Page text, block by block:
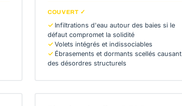
COUVERT ✓
Infiltrations d'eau autour des baies si le
défaut compromet la solidité
Volets intégrés et indissociables
Ébrasements et dormants scellés causant
des désordres structurels